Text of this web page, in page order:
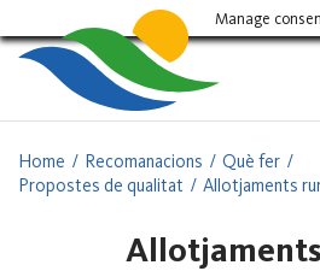
al
contingut
Home Recomanacions
Què fer
Propostes de qualitat
Allotjaments
Manage